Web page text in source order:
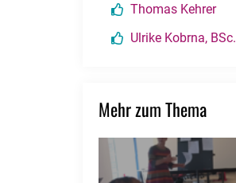
Thomas Kehrer
Ulrike Kobrna, BSc.
Mehr zum Thema